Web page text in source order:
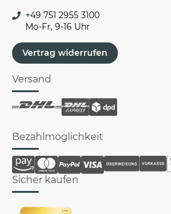
+49 751 2955 3100
Mo-Fr, 9-16 Uhr
Vertrag widerrufen
Versand
Bezahlmöglichkeit
Sicher kaufen